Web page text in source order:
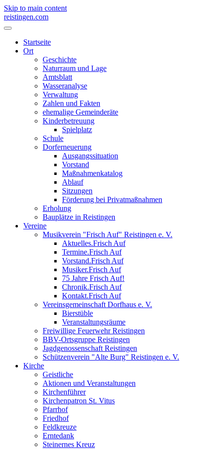
Skip to main content
reistingen.com
Startseite
Ort
Geschichte
Naturraum und Lage
Amtsblatt
Wasseranalyse
Verwaltung
Zahlen und Fakten
ehemalige Gemeinderäte
Kinderbetreuung
Spielplatz
Schule
Dorferneuerung
Ausgangssituation
Vorstand
Maßnahmenkatalog
Ablauf
Sitzungen
Förderung bei Privatmaßnahmen
Erholung
Bauplätze in Reistingen
Vereine
Musikverein "Frisch Auf" Reistingen e. V.
Aktuelles.Frisch Auf
Termine.Frisch Auf
Vorstand.Frisch Auf
Musiker.Frisch Auf
75 Jahre Frisch Auf!
Chronik.Frisch Auf
Kontakt.Frisch Auf
Vereinsgemeinschaft Dorfhaus e. V.
Bierstüble
Veranstaltungsräume
Freiwillige Feuerwehr Reistingen
BBV-Ortsgruppe Reistingen
Jagdgenossenschaft Reistingen
Schützenverein "Alte Burg" Reistingen e. V.
Kirche
Geistliche
Aktionen und Veranstaltungen
Kirchenführer
Kirchenpatron St. Vitus
Pfarrhof
Friedhof
Feldkreuze
Erntedank
Steinernes Kreuz